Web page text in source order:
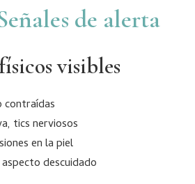
de alerta
visibles
contraídas
tics nerviosos
en la piel
descuidado